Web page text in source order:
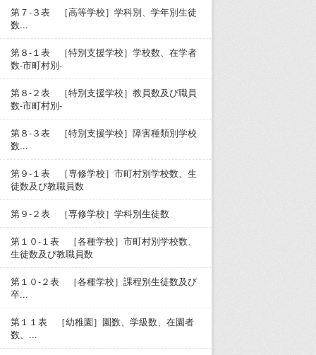
第７-３表 ［高等学校］学科別、学年別生徒
数...
第８-１表 ［特別支援学校］学校数、在学者
数-市町村別-
第８-２表 ［特別支援学校］教員数及び職員
数-市町村別-
第８-３表 ［特別支援学校］障害種類別学校
数...
第９-１表 ［専修学校］市町村別学校数、生
徒数及び教職員数
第９-２表 ［専修学校］学科別生徒数
第１０-１表 ［各種学校］市町村別学校数、
生徒数及び教職員数
第１０-２表 ［各種学校］課程別生徒数及び
卒...
第１１表 ［幼稚園］園数、学級数、在園者
数、...